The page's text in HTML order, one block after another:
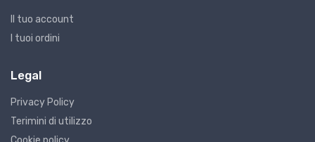
Il tuo account
I tuoi ordini
Legal
Privacy Policy
Terimini di utilizzo